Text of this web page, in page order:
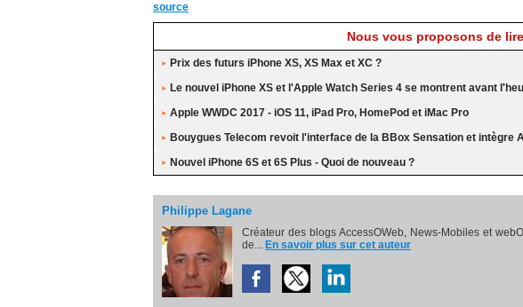
source
Nous vous proposons de
Prix des futurs iPhone XS, XS Max et XC ?
Le nouvel iPhone XS et l'Apple Watch Series 4 se montrent avant
Apple WWDC 2017 - iOS 11, iPad Pro, HomePod et iMac Pro
Bouygues Telecom revoit l'interface de la BBox Sensation et intègre
Nouvel iPhone 6S et 6S Plus - Quoi de nouveau ?
Philippe Lagane
Créateur des blogs AccessOWeb, News-Mobiles et
de... En savoir plus sur cet auteur